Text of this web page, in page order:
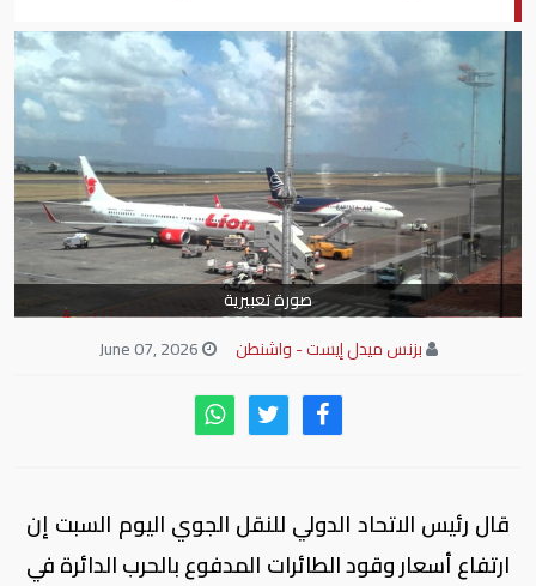
صورة تعبيرية
بزنس ميدل إيست - واشنطن
قال رئيس الاتحاد الدولي للنقل الجوي اليوم السبت إن
ارتفاع أسعار وقود الطائرات المدفوع بالحرب الدائرة في